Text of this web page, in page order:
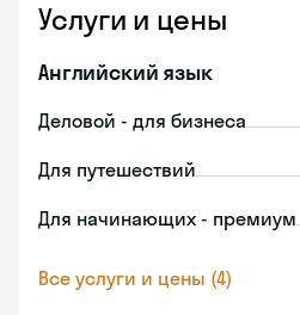
Услуги и цены
Английский язык
Деловой - для бизнеса
Для путешествий
Для начинающих - премиум
Все услуги и цены (4)